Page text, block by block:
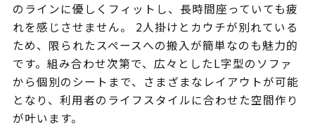
のラインに優しくフィットし、長時間座っていても疲
れを感じさせません。 2人掛けとカウチが別れている
ため、限られたスペースへの搬入が簡単なのも魅力的
です。組み合わせ次第で、広々としたL字型のソファ
から個別のシートまで、さまざまなレイアウトが可能
となり、利用者のライフスタイルに合わせた空間作り
が叶います。